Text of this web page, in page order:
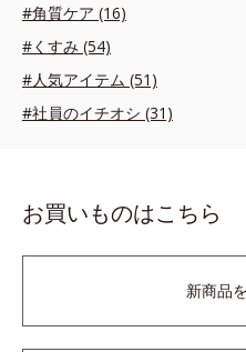
#角質ケア (16)
#くすみ (54)
#人気アイテム (51)
#社員のイチオシ (31)
お買いものはこちら
新商品